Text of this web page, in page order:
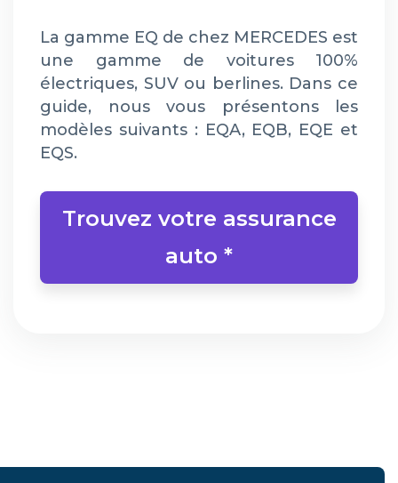
La gamme EQ de chez MERCEDES est
une gamme de voitures 100%
électriques, SUV ou berlines. Dans ce
guide, nous vous présentons les
modèles suivants : EQA, EQB, EQE et
EQS.
Trouvez votre assurance
auto *